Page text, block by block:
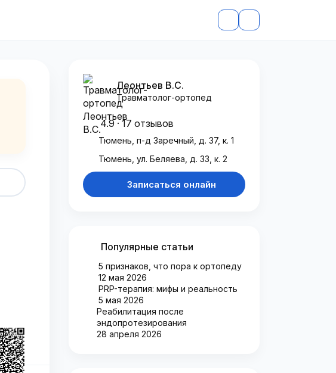
Леонтьев В.С.
Травматолог-ортопед
4.9 · 17 отзывов
Тюмень, п-д Заречный, д. 37, к. 1
Тюмень, ул. Беляева, д. 33, к. 2
Записаться онлайн
Популярные статьи
5 признаков, что пора к ортопеду
12 мая 2026
PRP-терапия: мифы и реальность
5 мая 2026
Реабилитация после
эндопротезирования
28 апреля 2026